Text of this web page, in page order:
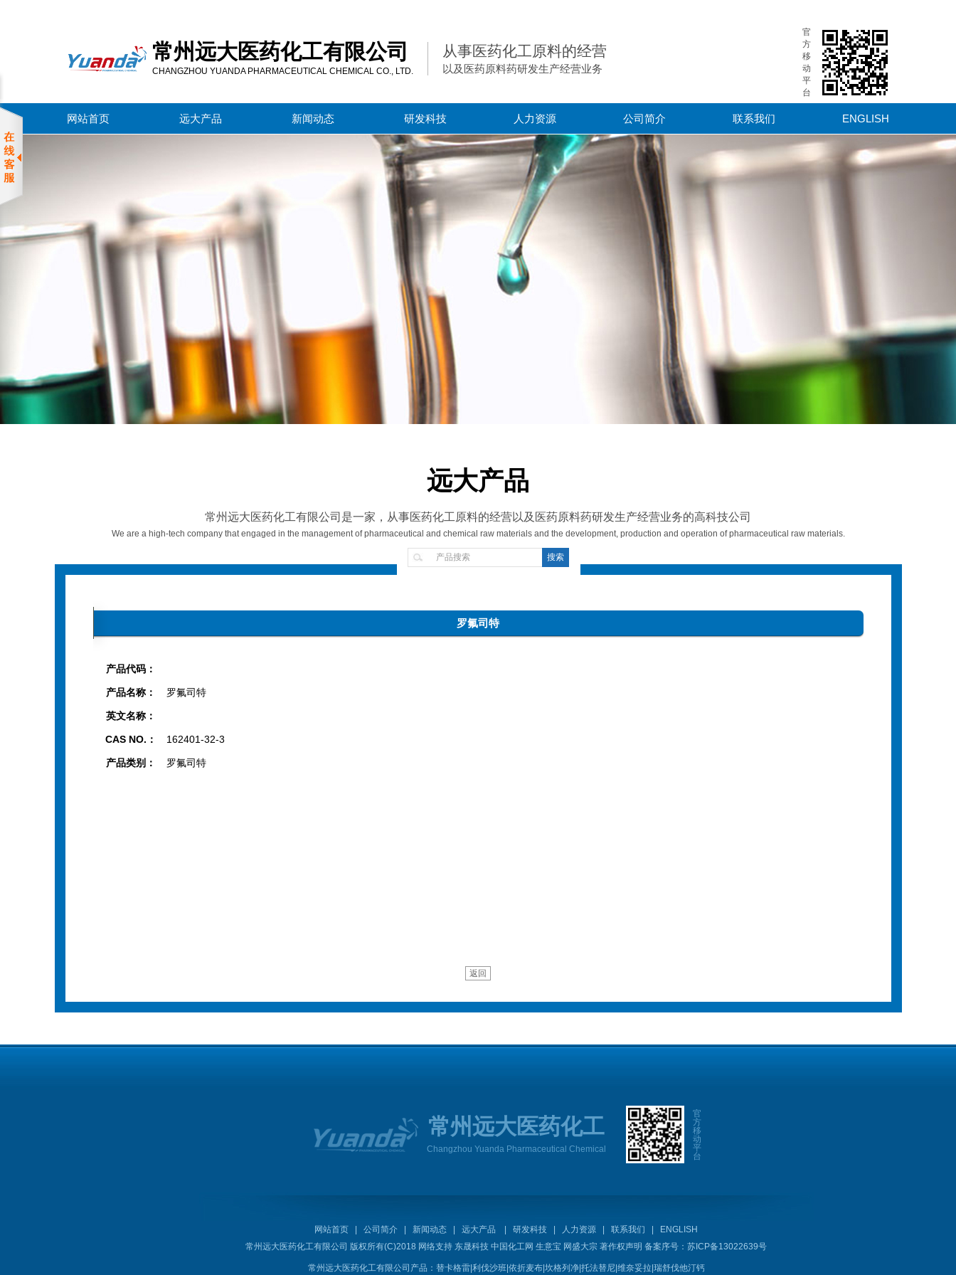
药
工
有
限
司
服
务
化
工
限
常州远大医药化工有限公司
CHANGZHOU YUANDA PHARMACEUTICAL CHEMICAL CO., LTD.
从事医药化工原料的经营
以及医药原料药研发生产经营业务
官
方
移
动
平
台
网站首页 远大产品 新闻动态 研发科技 人力资源 公司简介 联系我们 ENGLISH
远大产品
常州远大医药化工有限公司是一家，从事医药化工原料的经营以及医药原料药研发生产经营业务的高科技公司
We are a high-tech company that engaged in the management of pharmaceutical and chemical raw materials and the development, production and operation of pharmaceutical raw materials.
罗氟司特
产品代码：
产品名称： 罗氟司特
英文名称：
CAS NO.： 162401-32-3
产品类别： 罗氟司特
返回
常州远大医药化工
Changzhou Yuanda Pharmaceutical Chemical
官
方
移
动
平
台
网站首页 公司简介 新闻动态 远大产品 研发科技 人力资源 联系我们
ENGLISH
常州远大医药化工有限公司 版权所有(C)2018 网络支持 东晟科技 中国化工网 生意宝 网盛大宗 著作权声明 备案序号： 苏ICP备13022639号
常州远大医药化工有限公司产品： 替卡格雷| 利伐沙班| 依折麦布| 坎格列净| 托法替尼| 维奈妥拉| 瑞舒伐他汀钙